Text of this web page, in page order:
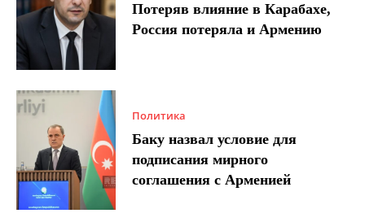
Потеряв влияние в Карабахе,
Россия потеряла и Армению
Политика
Баку назвал условие для
подписания мирного
соглашения с Арменией